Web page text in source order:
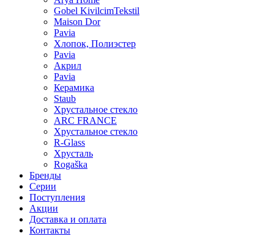
Gobel KivilcimTekstil
Maison Dor
Pavia
Хлопок, Полиэстер
Pavia
Акрил
Pavia
Керамика
Staub
Хрустальное стекло
ARC FRANCE
Хрустальное стекло
R-Glass
Хрусталь
Rogaška
Бренды
Серии
Поступления
Акции
Доставка и оплата
Контакты